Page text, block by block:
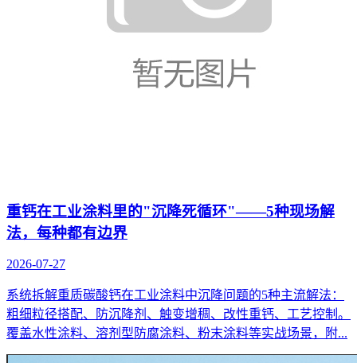
重钙在工业涂料里的"沉降死循环"——5种现场解
法，每种都有边界
2026-07-27
系统拆解重质碳酸钙在工业涂料中沉降问题的5种主流解法：
粗细粒径搭配、防沉降剂、触变增稠、改性重钙、工艺控制。
覆盖水性涂料、溶剂型防腐涂料、粉末涂料等实战场景，附...